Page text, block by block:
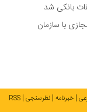
بانکی شد
با سازمان
خبرنامه نظرسنجی RSS